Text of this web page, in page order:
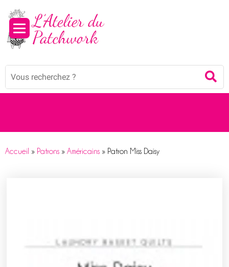
Mots
Accueil » Patrons » Américains » Patron Miss Daisy
Panneau de gestion des cookies